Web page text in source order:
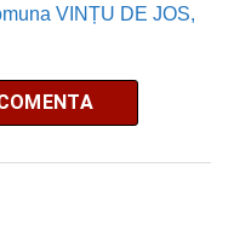
VINȚU DE JOS,